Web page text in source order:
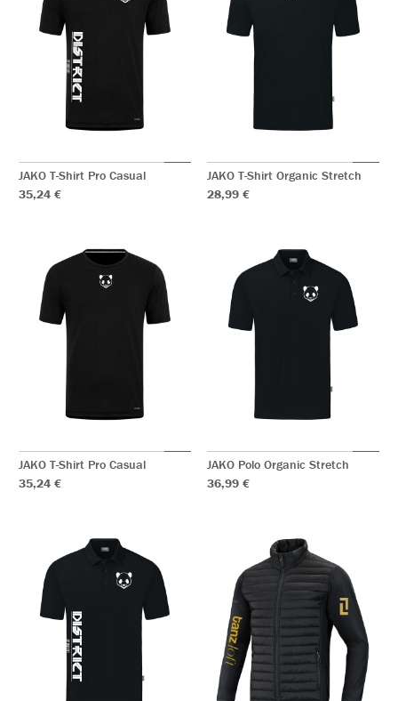
JAKO T-Shirt Pro Casual
35,24 €
JAKO T-Shirt Organic Stretch
28,99 €
JAKO T-Shirt Pro Casual
35,24 €
JAKO Polo Organic Stretch
36,99 €